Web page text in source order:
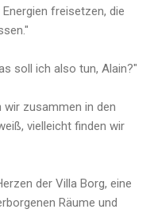
freisetzen, die
soll ich also tun, Alain?"
wir zusammen in den
vielleicht finden wir
der Villa Borg, eine
Räume und